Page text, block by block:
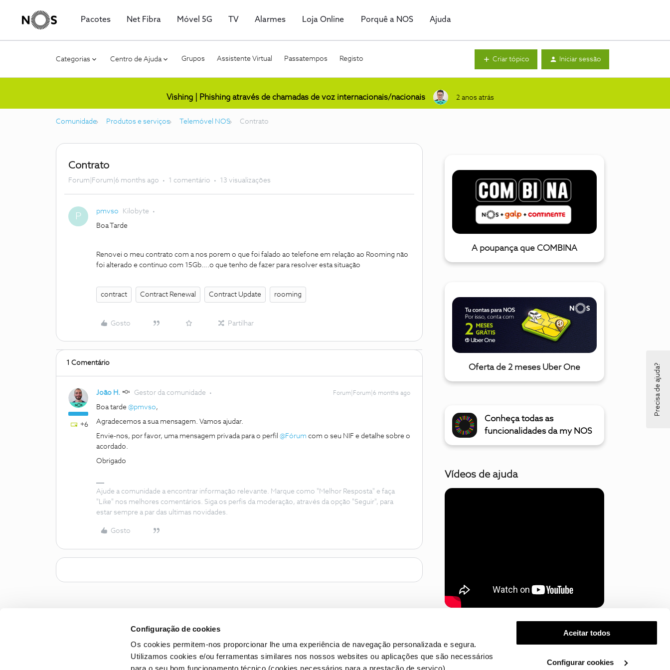
Configuração de cookies
Os cookies permitem-nos proporcionar lhe uma experiência de navegação personalizada e segura.
Utilizamos cookies e/ou ferramentas similares nos nossos websites ou aplicações que são necessários
Aceitar todos
Configurar cookies
Pacotes Net Fibra Móvel 5G TV Alarmes Loja Online Porquê a NOS Ajuda
Categorias Centro de Ajuda Grupos Assistente Virtual Passatempos Registo Criar tópico Iniciar sessão
Vishing | Phishing através de chamadas de voz internacionais/nacionais 2 anos atrás
Comunidade Produtos e serviços Telemóvel NOS Contrato
Contrato
Forum|Forum|6 months ago 1 comentário 13 visualizações
P pmvso Kilobyte
Boa Tarde
Renovei o meu contrato com a nos porem o que foi falado ao telefone em relação ao Rooming não
foi alterado e continuo com 15Gb….o que tenho de fazer para resolver esta situação
contract Contract Renewal Contract Update rooming
Gosto Partilhar
1 Comentário
+6
João H. Gestor da comunidade Forum|Forum|6 months ago
Boa tarde ​ @pmvso,
Agradecemos a sua mensagem. Vamos ajudar.
Envie-nos, por favor, uma mensagem privada para o perfil ​ @Fórum com o seu NIF e detalhe sobre o
acordado.
Obrigado
Ajude a comunidade a encontrar informação relevante. Marque como "Melhor Resposta" e faça
"Like" nos melhores comentários. Siga os perfis da moderação, através da opção "Seguir", para
estar sempre a par das ultimas novidades.
Gosto
A poupança que COMBINA
Oferta de 2 meses Uber One
Conheça todas as
funcionalidades da my NOS
Vídeos de ajuda
Precisa de ajuda?